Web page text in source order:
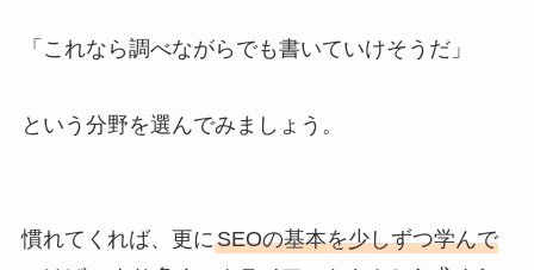
「これなら調べながらでも書いていけそうだ」
という分野を選んでみましょう。
慣れてくれば、更にSEOの基本を少しずつ学んで